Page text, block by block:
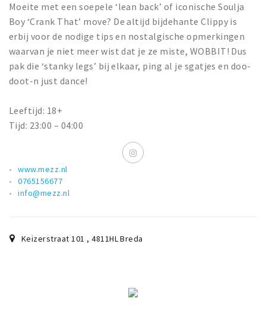
Moeite met een soepele ‘lean back’ of iconische Soulja
Boy ‘Crank That’ move? De altijd bijdehante Clippy is
erbij voor de nodige tips en nostalgische opmerkingen
waarvan je niet meer wist dat je ze miste, WOBBIT! Dus
pak die ‘stanky legs’ bij elkaar, ping al je sgatjes en doo-
doot-n just dance!
Leeftijd: 18+
Tijd: 23:00 – 04:00
www.mezz.nl
0765156677
info@mezz.nl
Keizerstraat 101 ,4811HLBreda